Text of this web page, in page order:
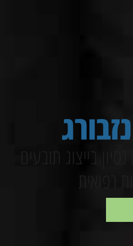
שנות נסיון בייצוג תובעים
רפואית​